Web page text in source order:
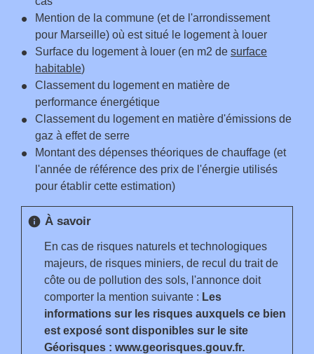
Mention de la commune (et de l'arrondissement
pour Marseille) où est situé le logement à louer
Surface du logement à louer (en m2 de surface
habitable)
Classement du logement en matière de
performance énergétique
Classement du logement en matière d'émissions de
gaz à effet de serre
Montant des dépenses théoriques de chauffage (et
l'année de référence des prix de l'énergie utilisés
pour établir cette estimation)
info À savoir
En cas de risques naturels et technologiques
majeurs, de risques miniers, de recul du trait de
côte ou de pollution des sols, l'annonce doit
comporter la mention suivante : Les
informations sur les risques auxquels ce bien
est exposé sont disponibles sur le site
Géorisques : www.georisques.gouv.fr.